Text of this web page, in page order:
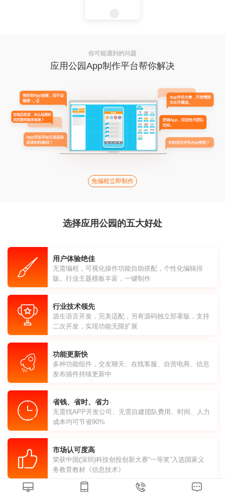
你可能遇到的问题
应用公园App制作平台帮你解决
免编程立即制作
选择应用公园的五大好处
用户体验绝佳
无需编程，可视化操作功能自助搭配，个性化编辑排
版。行业主题模板丰富，一键制作
行业技术领先
源生语言开发，完美适配，另有源码独立部署版，支持
二次开发，实现功能无限扩展
功能更新快
多种功能组件，交友聊天、在线客服、自营电商、信息
发布插件持续更新中
省钱、省时、省力
无需找APP开发公司、无需自建团队费用、时间、人力
成本均可节省90%
市场认可度高
荣获中国(深圳)科技创投创新大赛“一等奖”入选国家义
务教育教材《信息技术》